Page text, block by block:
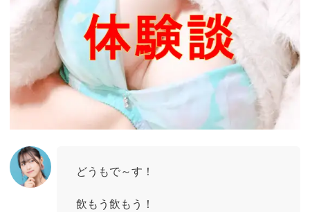
どうもで～す！
飲もう飲もう！